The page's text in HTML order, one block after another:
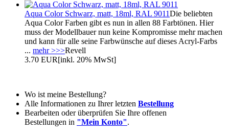
Aqua Color Schwarz, matt, 18ml, RAL 9011Die beliebten
Aqua Color Farben gibt es nun in allen 88 Farbtönen. Hier
muss der Modellbauer nun keine Kompromisse mehr machen
und kann für alle seine Farbwünsche auf dieses Acryl-Farbs
... mehr >>>Revell
3.70 EUR[inkl. 20% MwSt]
Wo ist meine Bestellung?
Alle Informationen zu Ihrer letzten Bestellung
Bearbeiten oder überprüfen Sie Ihre offenen
Bestellungen in "Mein Konto".